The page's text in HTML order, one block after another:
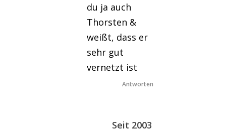
du ja auch
Thorsten &
weißt, dass er
sehr gut
vernetzt ist
Antworten
Seit 2003